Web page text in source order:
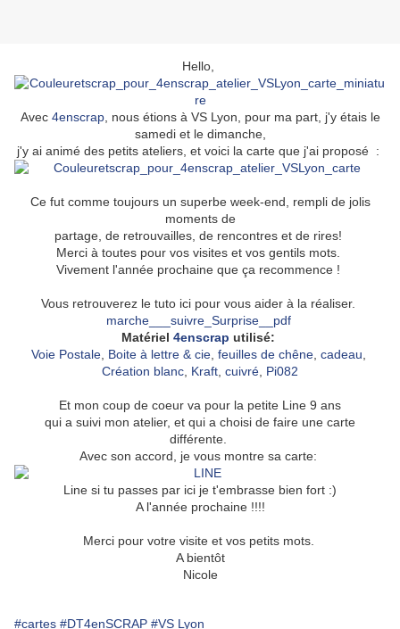
Hello,
Avec 4enscrap, nous étions à VS Lyon, pour ma part, j'y étais le
samedi et le dimanche,
j'y ai animé des petits ateliers, et voici la carte que j'ai proposé :
Ce fut comme toujours un superbe week-end, rempli de jolis
moments de
partage, de retrouvailles, de rencontres et de rires!
Merci à toutes pour vos visites et vos gentils mots.
Vivement l'année prochaine que ça recommence !
Vous retrouverez le tuto ici pour vous aider à la réaliser.
marche___suivre_Surprise__pdf
Matériel 4enscrap utilisé:
Voie Postale, Boite à lettre & cie, feuilles de chêne, cadeau
Création blanc Kraft cuivré Pi082
Et mon coup de coeur va pour la petite Line 9 ans
qui a suivi mon atelier, et qui a choisi de faire une carte
différente.
Avec son accord, je vous montre sa carte:
Line si tu passes par ici je t'embrasse bien fort :)
A l'année prochaine !!!!
Merci pour votre visite et vos petits mots.
A bientôt
Nicole
#cartes #DT4enSCRAP #VS Lyon